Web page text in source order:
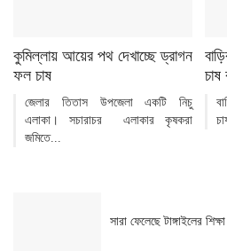
কুমিল্লায় আয়ের পথ দেখাচ্ছে ড্রাগন
ফল চাষ
জেলার তিতাস উপজেলা একটি নিচু
এলাকা। সচারাচর এলাকার কৃষকরা
জমিতে...
সারা ফেলেছে টাঙ্গাইলের